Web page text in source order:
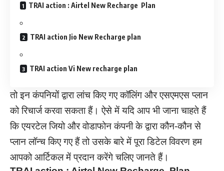
TRAI action : Airtel New Recharge Plan
TRAI action Jio New Recharge plan
TRAI action Vi New recharge plan
तो इन कंपनियों द्वारा लांच किए गए कॉलिंग और एसएमएस प्लान
को रिचार्ज करवा सकता हैं। ऐसे में यदि आप भी जाना चाहते हैं
कि एयरटेल जियो और वोडाफोन कंपनी के द्वारा कौन-कौन से
प्लान लॉन्च किए गए हैं तो उसके बारे में पूरा डिटेल विवरण हम
आपको आर्टिकल में प्रदान करेंगे चलिए जानते हैं।